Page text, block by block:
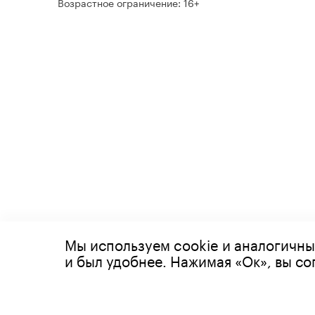
© 2026 Все права защищены
Мы используем cookie и
и был удобнее. Нажимая «Ок», вы